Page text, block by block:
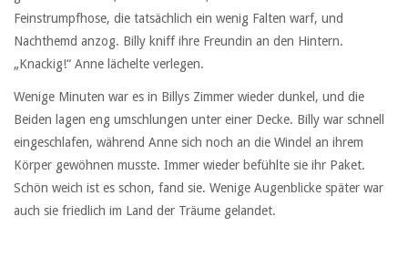
Feinstrumpfhose, die tatsächlich ein wenig Falten warf, und
Nachthemd anzog. Billy kniff ihre Freundin an den Hintern.
„Knackig!“ Anne lächelte verlegen.
Wenige Minuten war es in Billys Zimmer wieder dunkel, und die
Beiden lagen eng umschlungen unter einer Decke. Billy war schnell
eingeschlafen, während Anne sich noch an die Windel an ihrem
Körper gewöhnen musste. Immer wieder befühlte sie ihr Paket.
Schön weich ist es schon, fand sie. Wenige Augenblicke später war
auch sie friedlich im Land der Träume gelandet.